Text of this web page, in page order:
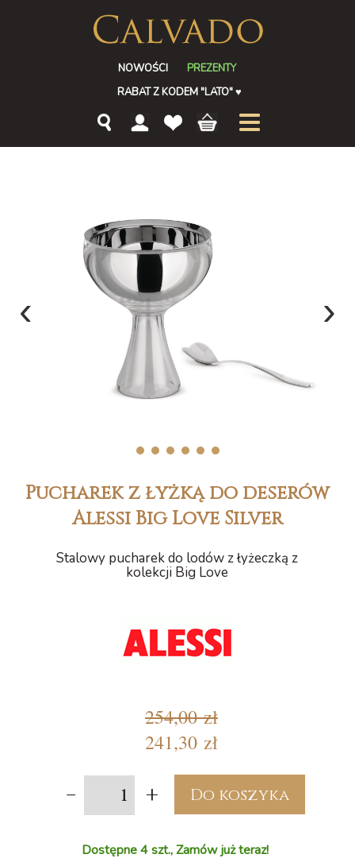
NOWOŚCI
PREZENTY
RABAT Z KODEM "LATO"♥
‹ ›
1 2 3 4 5 6
Pucharek z łyżką do deserów
Alessi Big Love Silver
Stalowy pucharek do lodów z łyżeczką z
kolekcji Big Love
254,00 zł
241,30 zł
- + Do koszyka
Dostępne 4 szt., Zamów już teraz!